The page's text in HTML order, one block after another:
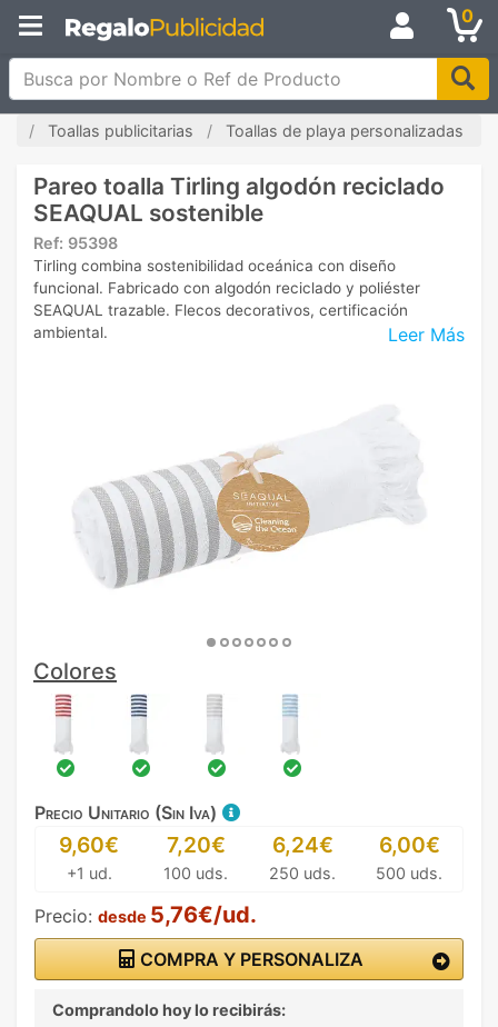
0
Busca por Nombre o Ref de Producto
Toallas publicitarias Toallas de playa personalizadas
Pareo toalla Tirling algodón reciclado
SEAQUAL sostenible
Ref: 95398
Leer Más
Tirling combina sostenibilidad oceánica con diseño
funcional. Fabricado con algodón reciclado y poliéster
SEAQUAL trazable. Flecos decorativos, certificación
ambiental.
Colores
Precio Unitario (Sin Iva)
9,60€
+1 ud.
7,20€
100 uds.
6,24€
250 uds.
6,00€
500 uds.
Precio: desde 5,76€/ud.
COMPRA Y PERSONALIZA
Comprandolo hoy lo recibirás: